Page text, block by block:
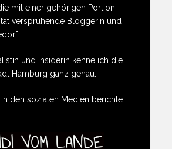
mit einer gehörigen Portion
versprühende Bloggerin und
und Insiderin kenne ich die
Hamburg ganz genau.
den sozialen Medien berichte